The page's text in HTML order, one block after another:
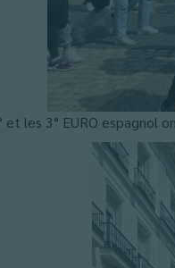
les 3° EURO espagnol